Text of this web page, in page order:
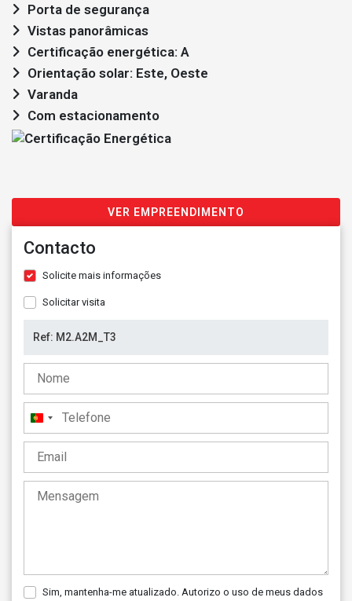
Porta de segurança
Vistas panorâmicas
Certificação energética: A
Orientação solar: Este, Oeste
Varanda
Com estacionamento
VER EMPREENDIMENTO
Contacto
Solicite mais informações
Solicitar visita
Portugal
+351
Sim, mantenha-me atualizado. Autorizo o uso de meus dados